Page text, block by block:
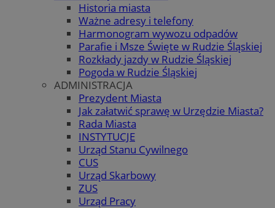
Historia miasta
Ważne adresy i telefony
Harmonogram wywozu odpadów
Parafie i Msze Święte w Rudzie Śląskiej
Rozkłady jazdy w Rudzie Śląskiej
Pogoda w Rudzie Śląskiej
ADMINISTRACJA
Prezydent Miasta
Jak załatwić sprawę w Urzędzie Miasta?
Rada Miasta
INSTYTUCJE
Urząd Stanu Cywilnego
CUS
Urząd Skarbowy
ZUS
Urząd Pracy